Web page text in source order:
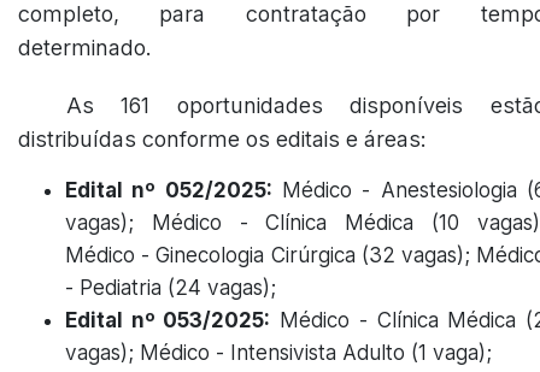
completo, para contratação por
determinado.
As 161 oportunidades disponíveis
distribuídas conforme os editais e áreas:
Edital nº 052/2025: Médico - Anestesiologia
vagas); Médico - Clínica Médica (10
Médico - Ginecologia Cirúrgica (32 vagas);
- Pediatria (24 vagas);
Edital nº 053/2025: Médico - Clínica Médica
vagas); Médico - Intensivista Adulto (1 vaga);